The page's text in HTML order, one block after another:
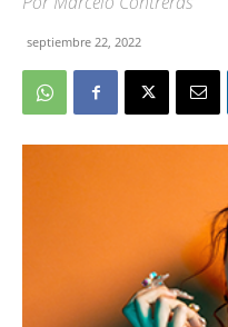
septiembre 22, 2022